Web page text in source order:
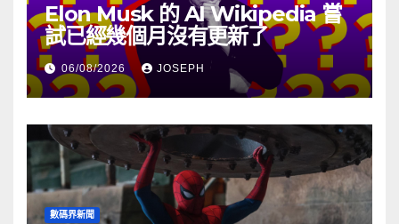
Elon Musk 的 AI Wikipedia 嘗
試已經幾個月沒有更新了
06/08/2026 JOSEPH
數碼界新聞